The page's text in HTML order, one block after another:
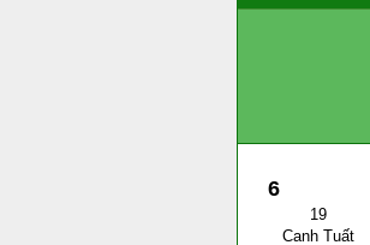
6
19
Canh Tuất